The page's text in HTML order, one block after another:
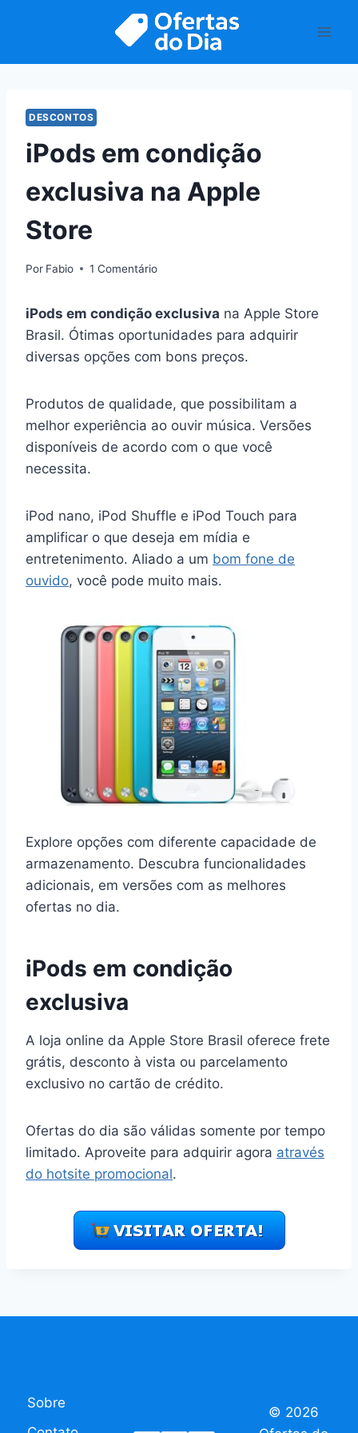
DESCONTOS
iPods em condição
exclusiva na Apple
Store
Por Fabio 1 Comentário
iPods em condição exclusiva na Apple Store
Brasil. Ótimas oportunidades para adquirir
diversas opções com bons preços.
Produtos de qualidade, que possibilitam a
melhor experiência ao ouvir música. Versões
disponíveis de acordo com o que você
necessita.
iPod nano, iPod Shuffle e iPod Touch para
amplificar o que deseja em mídia e
entretenimento. Aliado a um bom fone de
ouvido, você pode muito mais.
Explore opções com diferente capacidade de
armazenamento. Descubra funcionalidades
adicionais, em versões com as melhores
ofertas no dia.
iPods em condição
exclusiva
A loja online da Apple Store Brasil oferece frete
grátis, desconto à vista ou parcelamento
exclusivo no cartão de crédito.
Ofertas do dia são válidas somente por tempo
limitado. Aproveite para adquirir agora através
do hotsite promocional.
Sobre
© 2026